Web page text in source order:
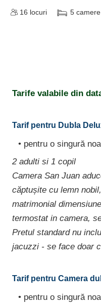
16 locuri 5 camere
Tarife valabile din
Tarif pentru Dubla
• pentru o singură
2 adulti si 1 copil
Camera San Juan
căptușite cu lemn
matrimonial
termostat in camera,
Pretul standard nu
jacuzzi - se face doar
Tarif pentru Camera
• pentru o singură